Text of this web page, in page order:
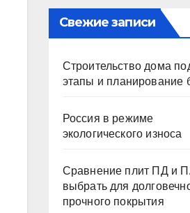
Свежие записи
Строительство дома
этапы и планирование
Россия в режиме
экологического износа
Сравнение плит ПД и
выбрать для
прочного покрытия